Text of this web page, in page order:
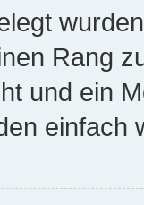
Rang
und ein
einfach